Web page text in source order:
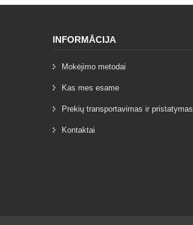
INFORMĀCIJA
Mokėjimo metodai
Kas mes esame
Prekių transportavimas ir pristatymas
Kontaktai